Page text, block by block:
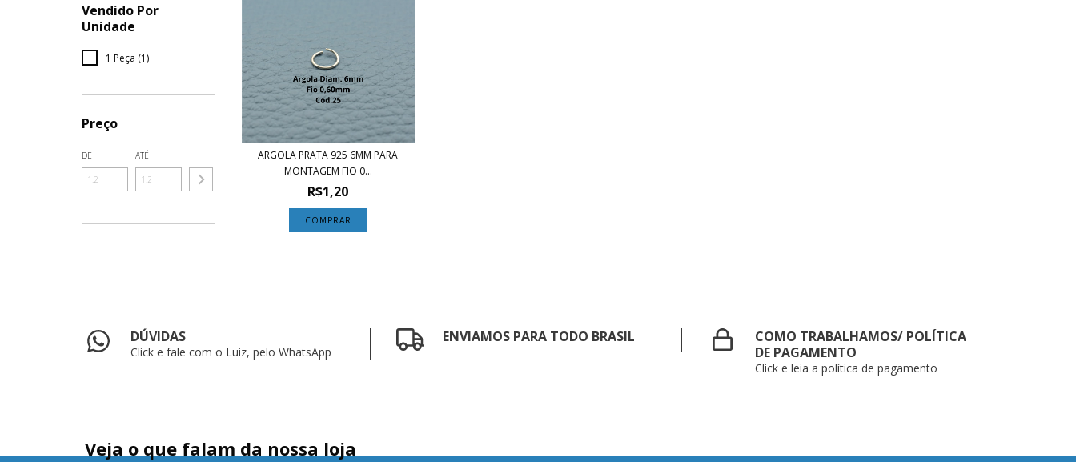
Vendido Por
Unidade
1 Peça (1)
Preço
DE ATÉ
ARGOLA PRATA 925 6MM PARA
MONTAGEM FIO 0...
R$1,20
COMPRAR
DÚVIDAS
Click e fale com o Luiz, pelo WhatsApp
ENVIAMOS PARA TODO BRASIL
COMO TRABALHAMOS/ POLÍTICA
DE PAGAMENTO
Click e leia a política de pagamento
Veja o que falam da nossa loja